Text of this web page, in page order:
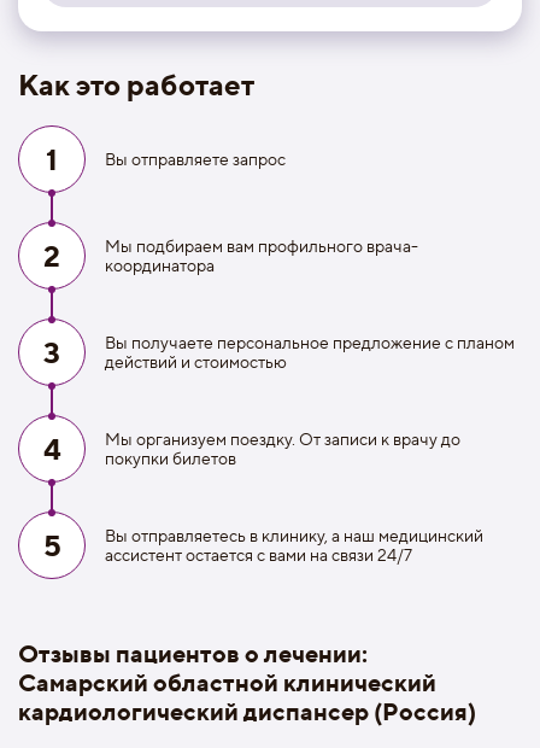
Как это работает
1 Вы отправляете запрос
2
Мы подбираем вам профильного врача-
координатора
3
Вы получаете персональное предложение с планом
действий и стоимостью
4
Мы организуем поездку. От записи к врачу до
покупки билетов
5
Вы отправляетесь в клинику, а наш медицинский
ассистент остается с вами на связи 24/7
Отзывы пациентов о лечении:
Самарский областной клинический
кардиологический диспансер (Россия)